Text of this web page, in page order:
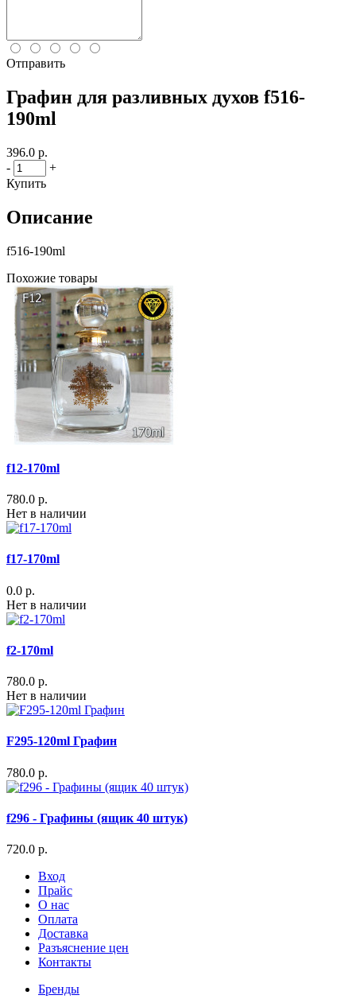
Отправить
Графин для разливных духов f516-
190ml
396.0 р.
-
+
Купить
Описание
f516-190ml
Похожие товары
f12-170ml
780.0 р.
Нет в наличии
f17-170ml
0.0 р.
Нет в наличии
f2-170ml
780.0 р.
Нет в наличии
F295-120ml Графин
780.0 р.
f296 - Графины (ящик 40 штук)
720.0 р.
Вход
Прайс
О нас
Оплата
Доставка
Разъяснение цен
Контакты
Бренды